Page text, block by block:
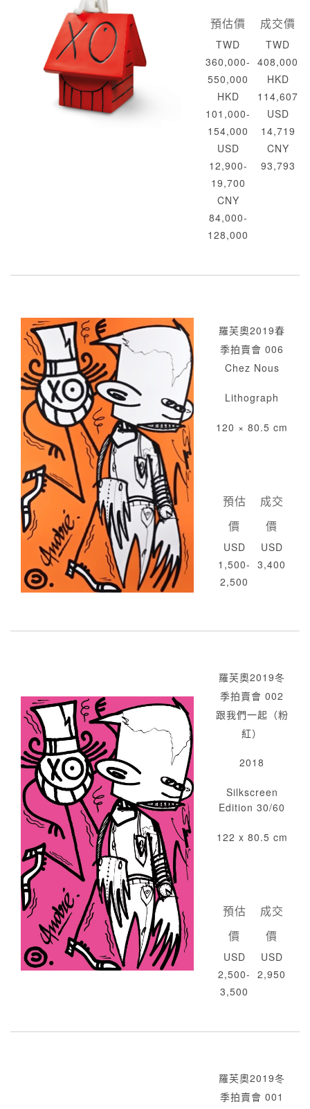
預估價
TWD
360,000-
550,000
HKD
101,000-
154,000
USD
12,900-
19,700
CNY
84,000-
128,000
成交價
TWD
408,000
HKD
114,607
USD
14,719
CNY
93,793
羅芙奧2019春
季拍賣會 006
Chez Nous
Lithograph
120 × 80.5 cm
預估
價
USD
1,500-
2,500
成交
價
USD
3,400
羅芙奧2019冬
季拍賣會 002
跟我們一起（粉
紅）
2018
Silkscreen
Edition 30/60
122 x 80.5 cm
預估
價
USD
2,500-
3,500
成交
價
USD
2,950
羅芙奧2019冬
季拍賣會 001